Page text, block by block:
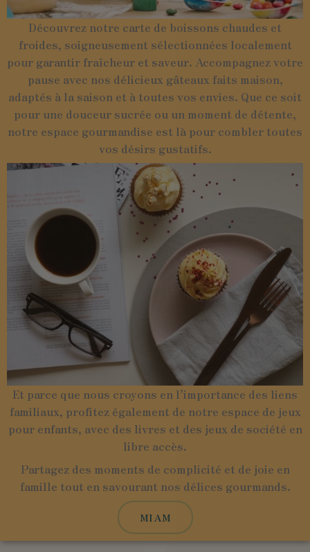
Découvrez notre carte de boissons chaudes et
froides, soigneusement sélectionnées localement
pour garantir fraîcheur et saveur. Accompagnez votre
pause avec nos délicieux gâteaux faits maison,
adaptés à la saison et à toutes vos envies. Que ce soit
pour une douceur sucrée ou un moment de détente,
notre espace gourmandise est là pour combler toutes
vos désirs gustatifs.
Et parce que nous croyons en l’importance des liens
familiaux, profitez également de notre espace de jeux
pour enfants, avec des livres et des jeux de société en
libre accès.
Partagez des moments de complicité et de joie en
famille tout en savourant nos délices gourmands.
MIAM